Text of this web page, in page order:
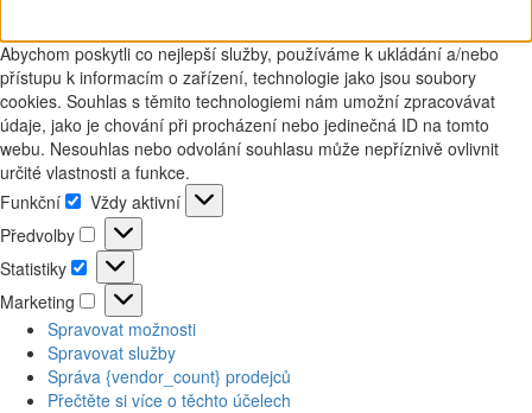
Abychom poskytli co nejlepší služby, používáme k ukládání a/nebo
přístupu k informacím o zařízení, technologie jako jsou soubory
cookies. Souhlas s těmito technologiemi nám umožní zpracovávat
údaje, jako je chování při procházení nebo jedinečná ID na tomto
webu. Nesouhlas nebo odvolání souhlasu může nepříznivě ovlivnit
určité vlastnosti a funkce.
Funkční
Funkční
Vždy aktivní
Předvolby
Předvolby
Statistiky
Statistiky
Marketing
Marketing
Spravovat možnosti
Spravovat služby
Správa {vendor_count} prodejců
Přečtěte si více o těchto účelech